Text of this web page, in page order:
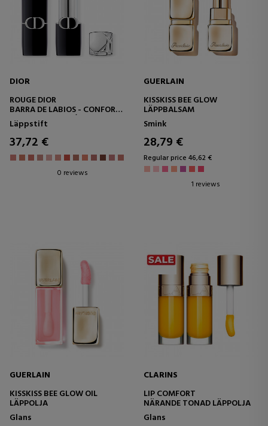
DIOR
ROUGE DIOR
BARRA DE LABIOS - CONFORT
Y LARGA DURACIÓN -
TRATAMIENO FLORAL
HIDRATANTE
Läppstift
37,72 €
0 reviews
GUERLAIN
KISSKISS BEE GLOW
LÄPPBALSAM
Smink
28,79 €
Regular price 46,62 €
1 reviews
GUERLAIN
KISSKISS BEE GLOW OIL
LÄPPOLJA
Glans
CLARINS
LIP COMFORT
NÄRANDE TONAD LÄPPOLJA
Glans